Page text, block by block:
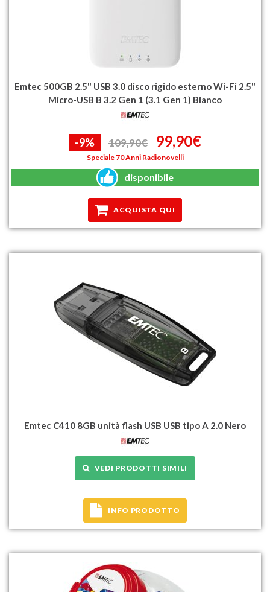
Emtec 500GB 2.5" USB 3.0 disco rigido esterno Wi-Fi 2.5"
Micro-USB B 3.2 Gen 1 (3.1 Gen 1) Bianco
-9% 109,90€ 99,90€
Speciale 70 Anni Radionovelli
disponibile
ACQUISTA QUI
Emtec C410 8GB unità flash USB USB tipo A 2.0 Nero
VEDI PRODOTTI SIMILI
INFO PRODOTTO